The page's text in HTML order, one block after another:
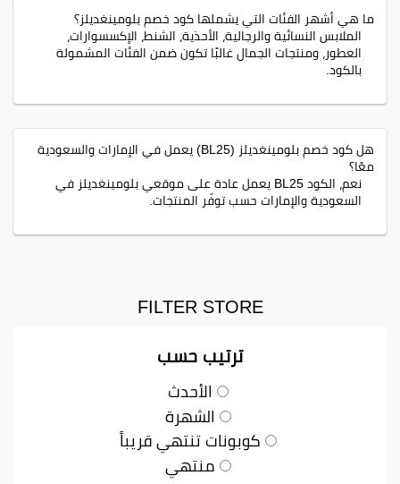
ما هي أشهر الفئات التي يشملها كود خصم بلومينغديلز؟
الملابس النسائية والرجالية، الأحذية، الشنط، الإكسسوارات،
العطور، ومنتجات الجمال غالبًا تكون ضمن الفئات المشمولة
بالكود.
هل كود خصم بلومينغديلز (BL25) يعمل في الإمارات والسعودية
معًا؟
نعم، الكود BL25 يعمل عادة على موقعي بلومينغديلز في
السعودية والإمارات حسب توفّر المنتجات.
FILTER STORE
ترتيب حسب
الأحدث
الشهرة
كوبونات تنتهي قريباً
منتهي